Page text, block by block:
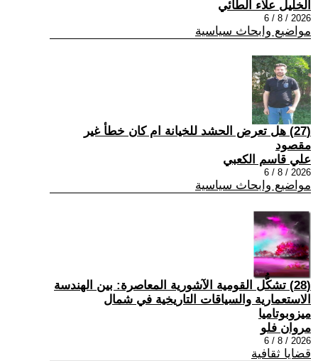
الخليل علاء الطائي
2026 / 8 / 6
مواضيع وابحاث سياسية
(27) هل تعرض الحشد للخيانة ام كان خطأ غير
مقصود
علي قاسم الكعبي
2026 / 8 / 6
مواضيع وابحاث سياسية
(28) تشكُّل القومية الآشورية المعاصرة: بين الهندسة
الاستعمارية والسياقات التاريخية في شمال
ميزوبوتاميا
مروان فلو
2026 / 8 / 6
قضايا ثقافية